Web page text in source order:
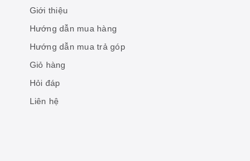
Giới thiệu
Hướng dẫn mua hàng
Hướng dẫn mua trả góp
Giỏ hàng
Hỏi đáp
Liên hệ